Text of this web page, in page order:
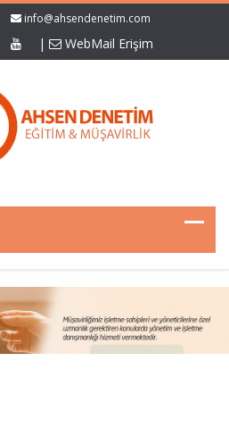
info@ahsendenetim.com
| WebMail Erişim